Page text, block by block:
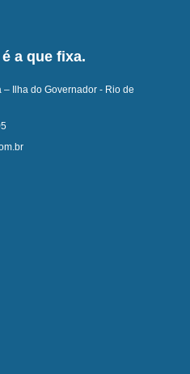
a que fixa.
Ilha do Governador - Rio de